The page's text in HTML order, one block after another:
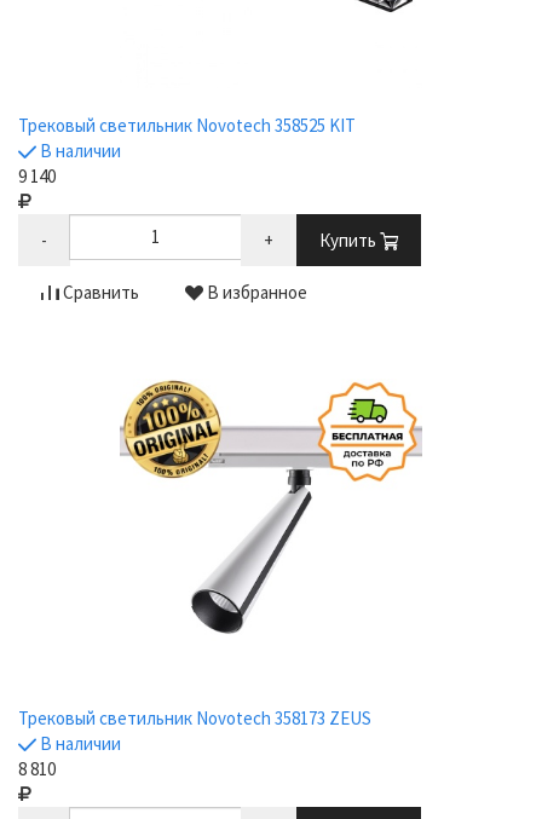
Трековый светильник Novotech 358525 KIT
В наличии
9 140
- + Купить
Сравнить В избранное
Трековый светильник Novotech 358173 ZEUS
В наличии
8 810